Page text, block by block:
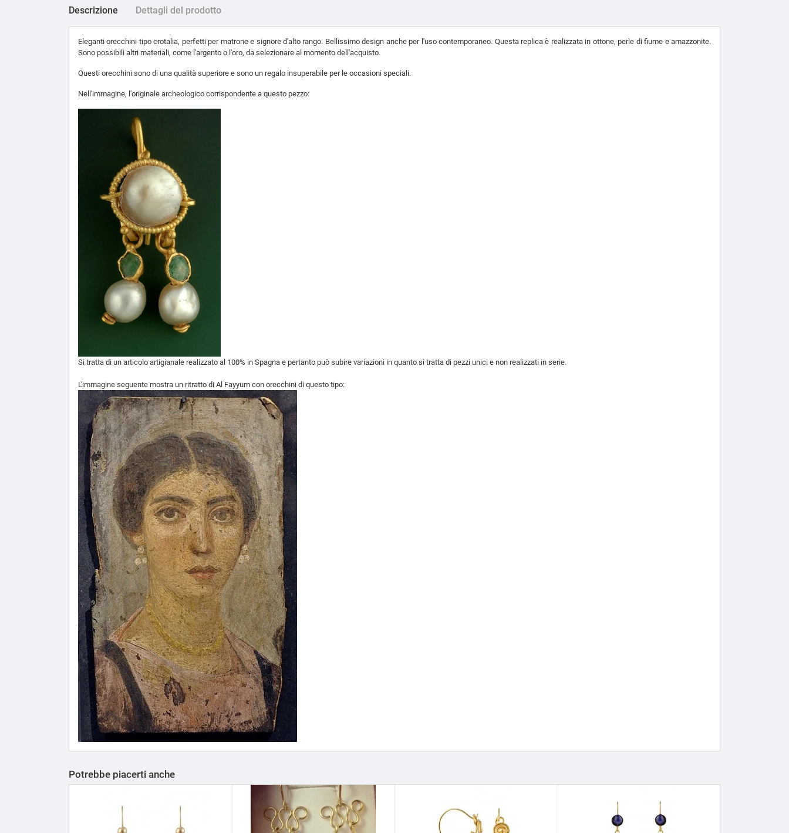
Descrizione Dettagli del prodotto
Eleganti orecchini tipo crotalia, perfetti per matrone e signore d'alto rango. Bellissimo design anche per l'uso contemporaneo. Questa replica è realizzata in ottone, perle di fiume e amazzonite.
Sono possibili altri materiali, come l'argento o l'oro, da selezionare al momento dell'acquisto.
Questi orecchini sono di una qualità superiore e sono un regalo insuperabile per le occasioni speciali.
Nell'immagine, l'originale archeologico corrispondente a questo pezzo:
Si tratta di un articolo artigianale realizzato al 100% in Spagna e pertanto può subire variazioni in quanto si tratta di pezzi unici e non realizzati in serie.
L'immagine seguente mostra un ritratto di Al Fayyum con orecchini di questo tipo:
Potrebbe piacerti anche